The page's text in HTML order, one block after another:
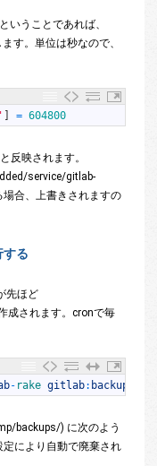
いうことであれば、
す。単位は秒なので、
] = 604800
反映されます。
service/gitlab-
合、上書きされますの
する
先ほど
成されます。cronで毎
- rake gitlab: backup
backups/) に次のよう
により自動で廃棄され